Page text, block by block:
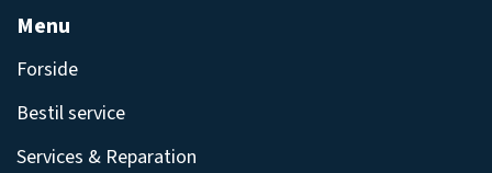
Menu
Forside
Bestil service
Services & Reparation